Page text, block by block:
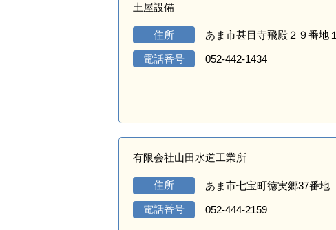
土屋設備
住所 あま市甚目寺飛殿２９番地１
電話番号 052-442-1434
有限会社山田水道工業所
住所 あま市七宝町徳実郷37番地
電話番号 052-444-2159